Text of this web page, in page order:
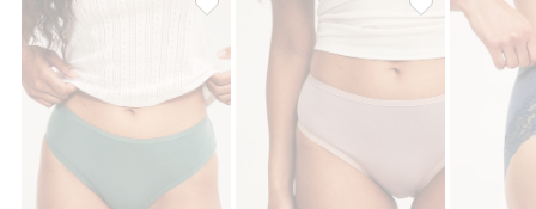
Biodrówki z bawełny, 3-pak, Dodaj do
Figi z